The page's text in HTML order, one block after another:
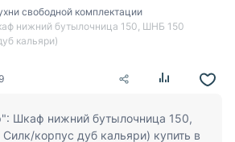
свободной комплектации
нижний бутылочница 150, ШНБ 150
кальяри)